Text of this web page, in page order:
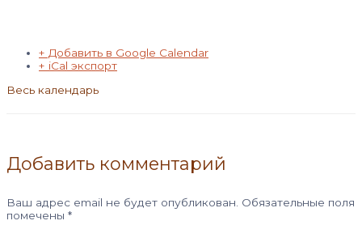
+ Добавить в Google Calendar
+ iCal экспорт
Весь календарь
Добавить комментарий
Ваш адрес email не будет опубликован. Обязательные поля
помечены *